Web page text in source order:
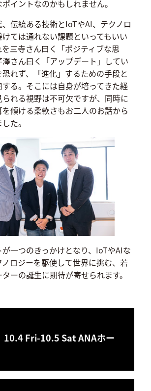
イントなのかもしれません。
伝統ある技術とIoTやAI、テクノロ
ては通れない課題といってもいい
三寺さん曰く「ポジティブな思
さん曰く「アップデート」してい
れず、「進化」するための手段と
する。そこには自身が培ってきた経
れる視野は不可欠ですが、同時に
傾ける柔軟さもお二人のお話から
た。
一つのきっかけとなり、IoTやAIな
ロジーを駆使して世界に挑む、若
ーの誕生に期待が寄せられます。
10.4 Fri-10.5 Sat ANAホー